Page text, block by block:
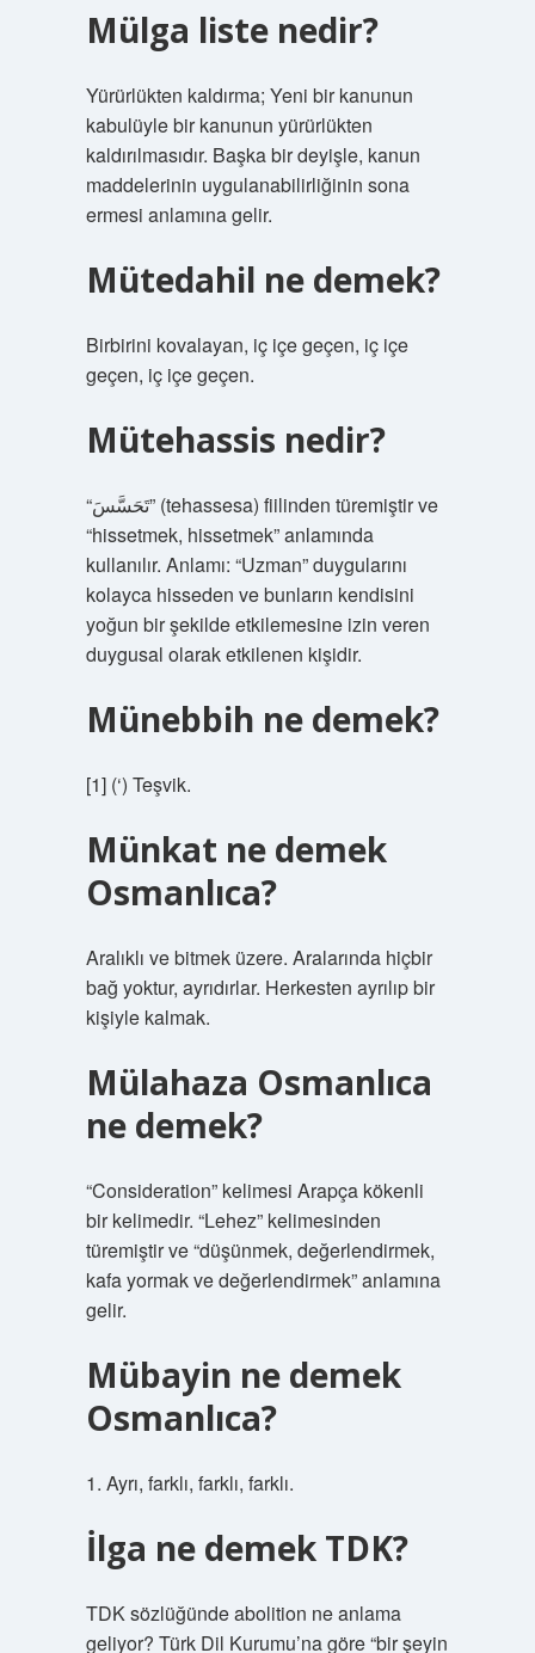
Mülga liste nedir?
Yürürlükten kaldırma; Yeni bir kanunun
kabulüyle bir kanunun yürürlükten
kaldırılmasıdır. Başka bir deyişle, kanun
maddelerinin uygulanabilirliğinin sona
ermesi anlamına gelir.
Mütedahil ne demek?
Birbirini kovalayan, iç içe geçen, iç içe
geçen, iç içe geçen.
Mütehassis nedir?
“تَحَسَّسَ” (tehassesa) fiilinden türemiştir ve
“hissetmek, hissetmek” anlamında
kullanılır. Anlamı: “Uzman” duygularını
kolayca hisseden ve bunların kendisini
yoğun bir şekilde etkilemesine izin veren
duygusal olarak etkilenen kişidir.
Münebbih ne demek?
[1] (‘) Teşvik.
Münkat ne demek
Osmanlıca?
Aralıklı ve bitmek üzere. Aralarında hiçbir
bağ yoktur, ayrıdırlar. Herkesten ayrılıp bir
kişiyle kalmak.
Mülahaza Osmanlıca
ne demek?
“Consideration” kelimesi Arapça kökenli
bir kelimedir. “Lehez” kelimesinden
türemiştir ve “düşünmek, değerlendirmek,
kafa yormak ve değerlendirmek” anlamına
gelir.
Mübayin ne demek
Osmanlıca?
1. Ayrı, farklı, farklı, farklı.
İlga ne demek TDK?
TDK sözlüğünde abolition ne anlama
geliyor? Türk Dil Kurumu’na göre “bir şeyin